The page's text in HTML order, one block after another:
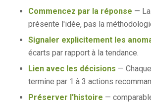
Commencez par la réponse —
présente l'idée, pas la
Signaler explicitement les
écarts par rapport à la tendance.
Lien avec les décisions —
termine par 1 à 3 actions
Préserver l'histoire —